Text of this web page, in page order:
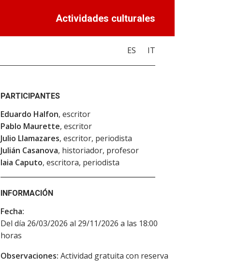
Actividades culturales
ES IT
PARTICIPANTES
Eduardo Halfon, escritor
Pablo Maurette, escritor
Julio Llamazares, escritor, periodista
Julián Casanova, historiador, profesor
Iaia Caputo, escritora, periodista
INFORMACIÓN
Fecha:
Del día 26/03/2026 al 29/11/2026 a las 18:00
horas
Observaciones: Actividad gratuita con reserva